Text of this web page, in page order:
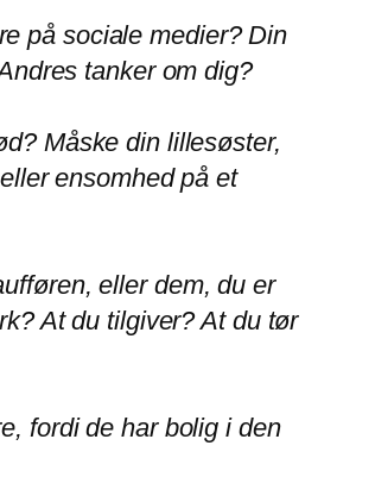
på sociale medier? Din
tanker om dig?
Måske din lillesøster,
ensomhed på et
eller dem, du er
At du tilgiver? At du tør
fordi de har bolig i den